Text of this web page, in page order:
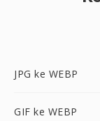
JPG ke WEBP
GIF ke WEBP